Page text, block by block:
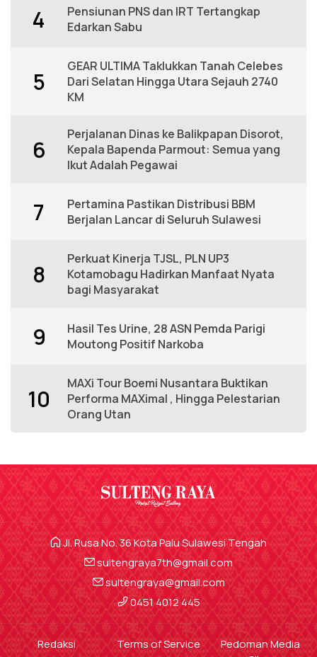
4
Pensiunan PNS dan IRT Tertangkap
Edarkan Sabu
5
GEAR ULTIMA Taklukkan Tanah Celebes
Dari Selatan Hingga Utara Sejauh 2740
KM
6
Perjalanan Dinas ke Balikpapan Disorot,
Kepala Bapenda Parmout: Semua yang
Ikut Adalah Pegawai
7
Pertamina Pastikan Distribusi BBM
Berjalan Lancar di Seluruh Sulawesi
8
Perkuat Kinerja TJSL, PLN UP3
Kotamobagu Hadirkan Manfaat Nyata
bagi Masyarakat
9
Hasil Tes Urine, 28 ASN Pemda Parigi
Moutong Positif Narkoba
10
MAXi Tour Boemi Nusantara Buktikan
Performa MAXimal , Hingga Pelestarian
Orang Utan
Jl. Rusa No. 36 Kota Palu Sulawesi Tengah
sultengraya7th@gmail.com
sultengraya@gmail.com
0451 4012 445
Redaksi Terms of Service
Pedoman Media